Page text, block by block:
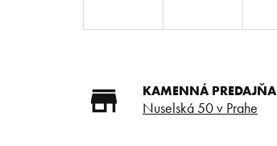
KAMENNÁ PREDAJŇA
Nuselská 50 v Prahe